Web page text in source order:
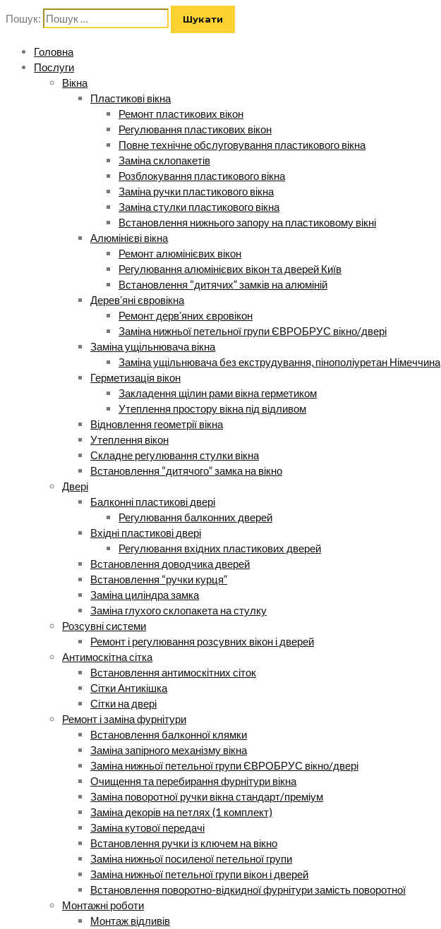
Пошук:
Головна
Послуги
Вікна
Пластикові вікна
Ремонт пластикових вікон
Регулювання пластикових вікон
Повне технічне обслуговування пластикового вікна
Заміна склопакетів
Розблокування пластикового вікна
Заміна ручки пластикового вікна
Заміна стулки пластикового вікна
Встановлення нижнього запору на пластиковому вікні
Алюмінієві вікна
Ремонт алюмінієвих вікон
Регулювання алюмінієвих вікон та дверей Київ
Встановлення “дитячих” замків на алюміній
Деревʼяні євровікна
Ремонт дервʼяних євровікон
Заміна нижньої петельної групи ЄВРОБРУС вікно/двері
Заміна ущільнювача вікна
Заміна ущільнювача без екструдування, пінополіуретан Німеччина
Герметизація вікон
Закладення щілин рами вікна герметиком
Утеплення простору вікна під відливом
Відновлення геометрії вікна
Утеплення вікон
Складне регулювання стулки вікна
Встановлення “дитячого” замка на вікно
Двері
Балконні пластикові двері
Регулювання балконних дверей
Вхідні пластикові двері
Регулювання вхідних пластикових дверей
Встановлення доводчика дверей
Встановлення “ручки курця”
Заміна циліндра замка
Заміна глухого склопакета на стулку
Розсувні системи
Ремонт і регулювання розсувних вікон і дверей
Антимоскітна сітка
Встановлення антимоскітних сіток
Сітки Антикішка
Сітки на двері
Ремонт і заміна фурнітури
Встановлення балконної клямки
Заміна запірного механізму вікна
Заміна нижньої петельної групи ЄВРОБРУС вікно/двері
Очищення та перебирання фурнітури вікна
Заміна поворотної ручки вікна стандарт/преміум
Заміна декорів на петлях (1 комплект)
Заміна кутової передачі
Встановлення ручки із ключем на вікно
Заміна нижньої посиленої петельної групи
Заміна нижньої петельної групи вікон і дверей
Встановлення поворотно-відкидної фурнітури замість поворотної
Монтажні роботи
Монтаж відливів